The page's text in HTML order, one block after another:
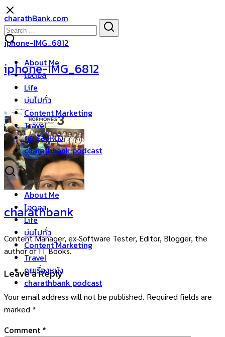
Skip
to
content
charathBank.com
About Me
ไอดอล
Life
บ่นไปทั่ว
Content Marketing
Travel
คุยเรื่องหนัง
charathbank podcast
About Me
ไอดอล
Life
บ่นไปทั่ว
Content Marketing
Travel
คุยเรื่องหนัง
charathbank podcast
Search
for:
iphone-IMG_6812
iphone-IMG_6812
charathbank
Content Manager, ex-Software Tester, Editor, Blogger, the
author of IT Books.
Leave a Reply
Your email address will not be published. Required fields are
marked *
Comment *